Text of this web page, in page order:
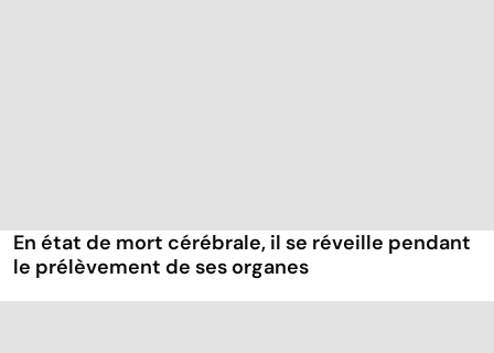
En état de mort cérébrale, il se réveille pendant
le prélèvement de ses organes